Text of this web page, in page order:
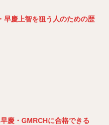
早慶上智を狙う人のための歴
慶・GMRCHに合格できる